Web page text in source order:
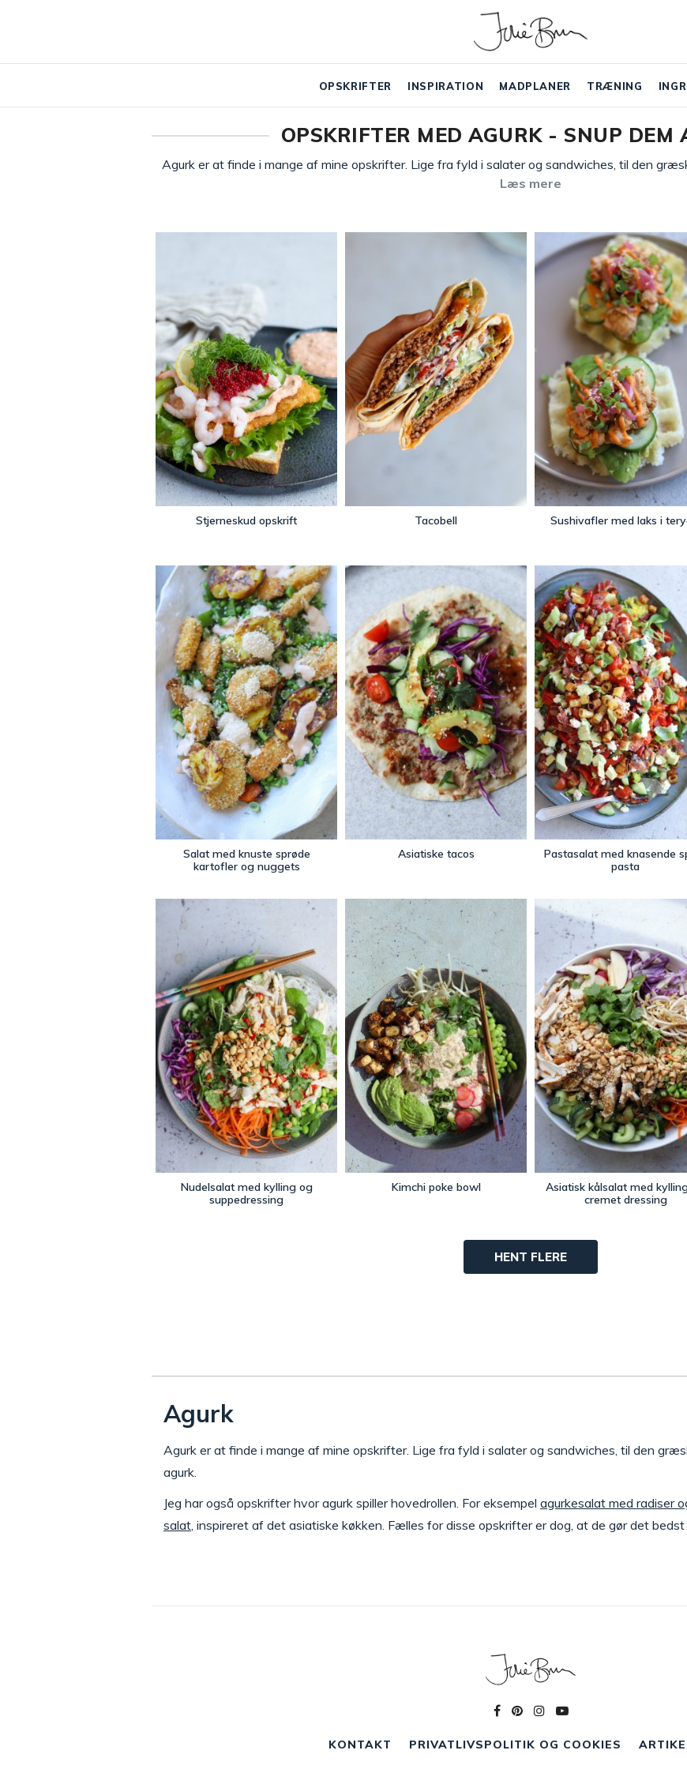
OPSKRIFTER INSPIRATION MADPLANER TRÆNING
OPSKRIFTER MED AGURK - SNUP DEM
Agurk er at finde i mange af mine opskrifter. Lige fra fyld i salater og sandwiches, til den
Læs mere
Stjerneskud opskrift Tacobell Sushivafler med laks i
Salat med knuste sprøde
kartofler og nuggets
Asiatiske tacos
Pastasalat med knasende
pasta
Nudelsalat med kylling og
suppedressing
Kimchi poke bowl
Asiatisk kålsalat med
cremet dressing
HENT FLERE
Agurk
Agurk er at finde i mange af mine opskrifter. Lige fra fyld i salater og sandwiches, til den
agurk.
Jeg har også opskrifter hvor agurk spiller hovedrollen. For eksempel agurkesalat med radiser
salat , inspireret af det asiatiske køkken. Fælles for disse opskrifter er dog, at de gør det
KONTAKT PRIVATLIVSPOLITIK OG COOKIES